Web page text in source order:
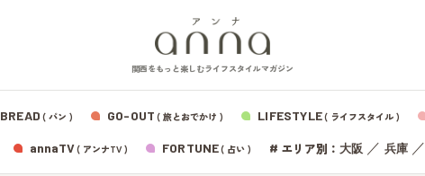
関西をもっと楽しむライフスタイルマガジン
BREAD ( パン ) GO-OUT ( 旅とおでかけ ) LIFESTYLE( ライフスタイル )
annaTV( アンナTV ) FORTUNE( 占い ) # エリア別： 大阪 ／ 兵庫／